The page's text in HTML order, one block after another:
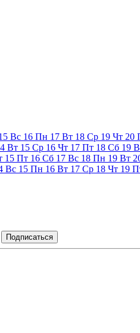
Вс 16 Пн 17 Вт 18 Ср 19 Чт 20
Вт 15 Ср 16 Чт 17 Пт 18 Сб 19
15 Пт 16 Сб 17 Вс 18 Пн 19 Вт
Вс 15 Пн 16 Вт 17 Ср 18 Чт 19